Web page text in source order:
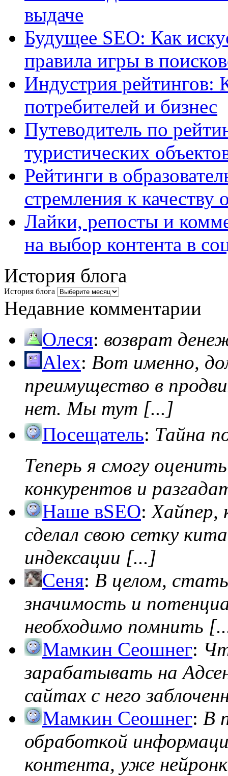
выдаче
Будущее SEO: Как
правила игры в
Индустрия рейтингов:
потребителей и бизнес
Путеводитель по
туристических
Рейтинги в
стремления к качеству
Лайки, репосты и
на выбор контента в
История блога
История блога
Недавние комментарии
Олеся: возврат
Alex: Вот именно,
преимущество в
нет. Мы тут [...]
Посещатель: Тайна
Теперь я смогу
конкурентов и
Наше вSEO:Хайпер,
сделал свою сетку
индексации [...]
Сеня: В целом,
значимость и
необходимо помнить
Мамкин Сеошнег:
зарабатывать на
сайтах с него
Мамкин Сеошнег: В
обработкой
контента, уже